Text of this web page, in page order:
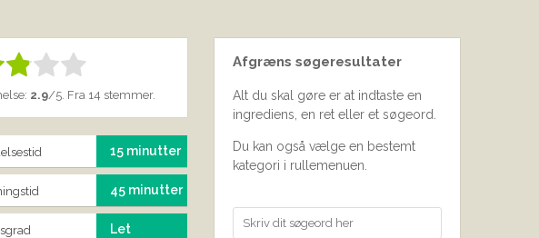
vare: 1.00 INDSEND BEDØMMELSE
2.9/5. Fra 14 stemmer.
15 minutter
45 minutter
Let
Afgræns søgeresultater
Alt du skal gøre er at indtaste en
ingrediens, en ret eller et søgeord.
Du kan også vælge en bestemt
kategori i rullemenuen.